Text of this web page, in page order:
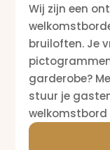
Wij zijn een
bruiloften. Je
garderobe?
stuur je
welkomstbord